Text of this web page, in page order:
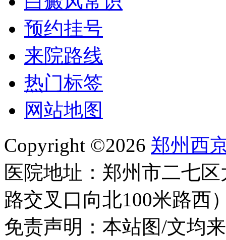
预约挂号
来院路线
热门标签
网站地图
Copyright ©2026 郑州西
医院地址：郑州市二七
路交叉口向北100米路西
免责声明：本站图/文均